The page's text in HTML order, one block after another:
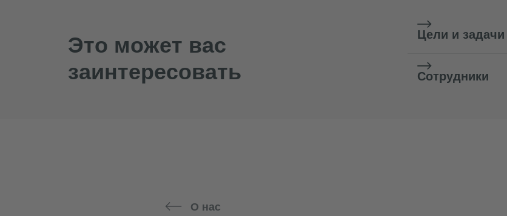
Это может вас
заинтересовать
Цели и задачи
Сотрудники
О нас